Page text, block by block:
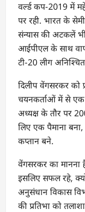
वर्ल्ड कप-2019 में
पर रही. भारत के
संन्यास की अटकलें भी
आईपीएल के साथ
टी-20 लीग
दिलीप वेंगसरकर
चयनकर्ताओं में से एक
अध्यक्ष के तौर पर
लिए एक पैमाना
कप्तान बने.
वेंगसरकर का मानना
इसलिए सफल रहे,
अनुसंधान विकास
की प्रतिभा को